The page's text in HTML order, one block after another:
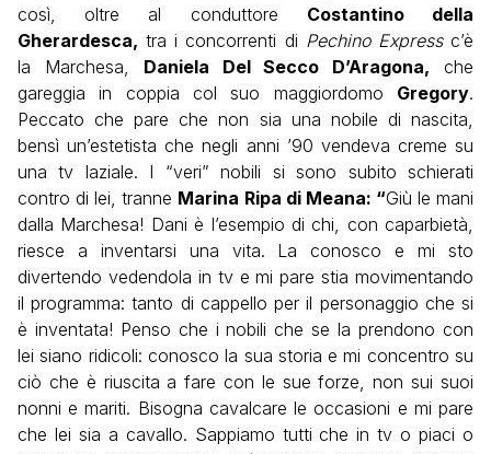
così, oltre al conduttore Costantino della
Gherardesca, tra i concorrenti di Pechino Expressc’è
la Marchesa, Daniela Del Secco D’Aragona, che
gareggia in coppia col suo maggiordomo Gregory.
Peccato che pare che non sia una nobile di nascita,
bensì un’estetista che negli anni ’90 vendeva creme su
una tv laziale. I “veri” nobili si sono subito schierati
contro di lei, tranne Marina Ripa di Meana: “Giù le mani
dalla Marchesa! Dani è l’esempio di chi, con caparbietà,
riesce a inventarsi una vita. La conosco e mi sto
divertendo vedendola in tv e mi pare stia movimentando
il programma: tanto di cappello per il personaggio che si
è inventata! Penso che i nobili che se la prendono con
lei siano ridicoli: conosco la sua storia e mi concentro su
ciò che è riuscita a fare con le sue forze, non sui suoi
nonni e mariti. Bisogna cavalcare le occasioni e mi pare
che lei sia a cavallo. Sappiamo tutti che in tv o piaci o